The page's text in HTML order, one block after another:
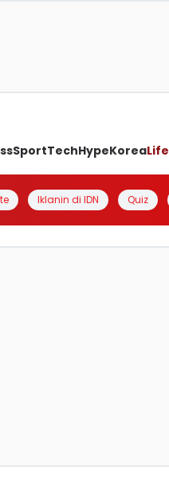
SportTechHypeKoreaLife
Iklanin di IDN Quiz